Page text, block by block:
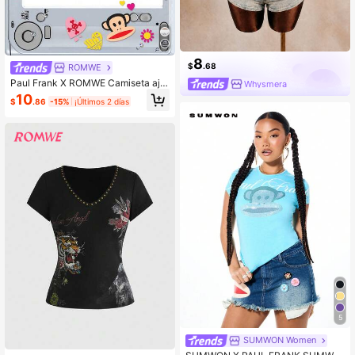
ROMWE
Paul Frank X ROMWE Camiseta aju
stada de mujer con logo de colabor
ación y adornos de rhinestone, estil
$10.86 -15% ¡Últimos 2 días
$8.68
Whysmera
5
SUMWON Women